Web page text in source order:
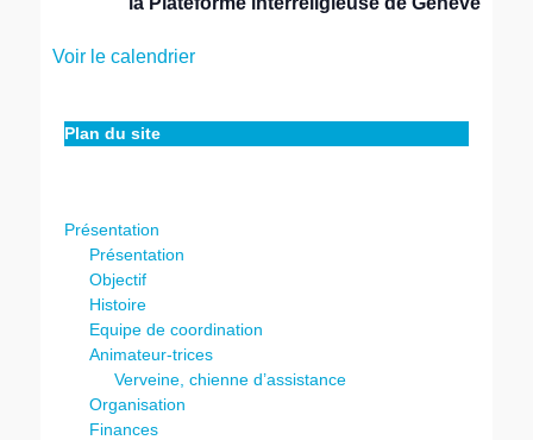
Voir le calendrier
Plan du site
Présentation
Présentation
Objectif
Histoire
Equipe de coordination
Animateur-trices
Verveine, chienne d’assistance
Organisation
Finances